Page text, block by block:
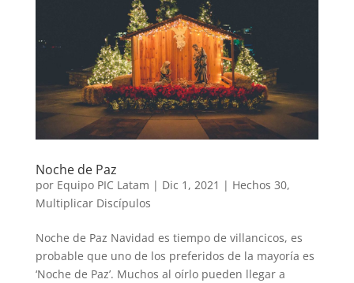
Noche de Paz
por Equipo PIC Latam | Dic 1, 2021 | Hechos 30,
Multiplicar Discípulos
Noche de Paz Navidad es tiempo de villancicos, es
probable que uno de los preferidos de la mayoría es
‘Noche de Paz’. Muchos al oírlo pueden llegar a